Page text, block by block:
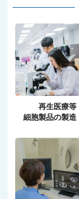
再生医療等
細胞製品の製造